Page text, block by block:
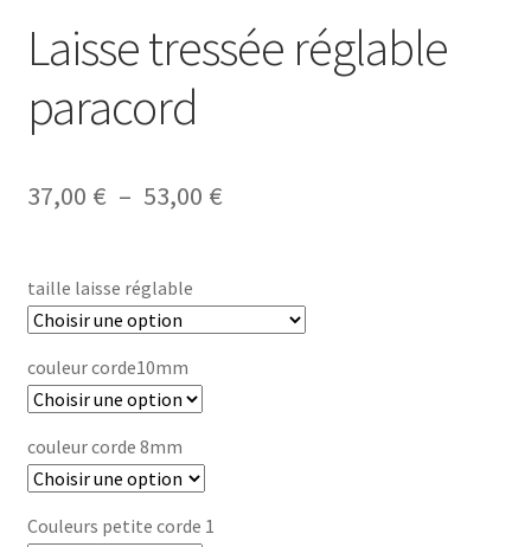
Laisse tressée réglable
paracord
37,00 € – 53,00 €Plage
37,00 €
taille laisse réglable
couleur corde10mm
couleur corde 8mm
Couleurs petite corde 1